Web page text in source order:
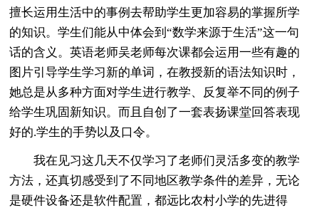
擅长运用生活中的事例去帮助学生更加容易的掌握所学
的知识。学生们能从中体会到“数学来源于生活”这一句
话的含义。英语老师吴老师每次课都会运用一些有趣的
图片引导学生学习新的单词，在教授新的语法知识时，
她总是从多种方面对学生进行教学、反复举不同的例子
给学生巩固新知识。而且自创了一套表扬课堂回答表现
好的.学生的手势以及口令。
我在见习这几天不仅学习了老师们灵活多变的教学
方法，还真切感受到了不同地区教学条件的差异，无论
是硬件设备还是软件配置，都远比农村小学的先进得